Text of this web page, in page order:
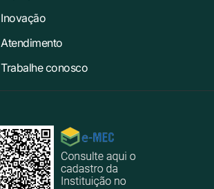
Inovação
Atendimento
Trabalhe conosco